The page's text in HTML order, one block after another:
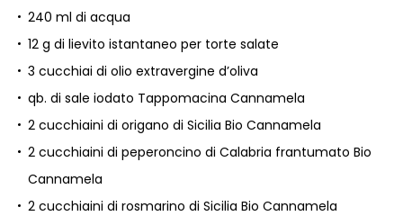
240 ml di acqua
12 g di lievito istantaneo per torte salate
3 cucchiai di olio extravergine d’oliva
qb. di sale iodato Tappomacina Cannamela
2 cucchiaini di origano di Sicilia Bio Cannamela
2 cucchiaini di peperoncino di Calabria frantumato Bio
Cannamela
2 cucchiaini di rosmarino di Sicilia Bio Cannamela